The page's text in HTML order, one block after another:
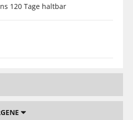
120 Tage haltbar